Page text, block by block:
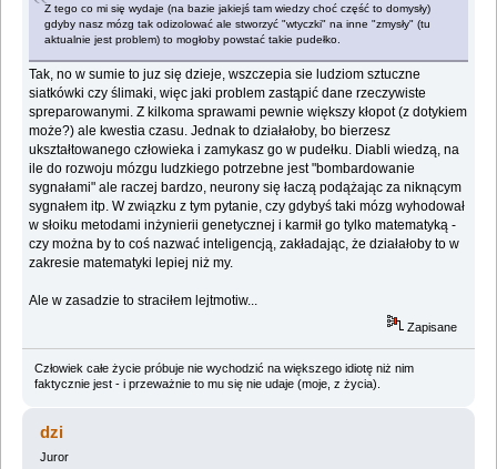
Z tego co mi się wydaje (na bazie jakiejś tam wiedzy choć część to domysły)
gdyby nasz mózg tak odizolować ale stworzyć "wtyczki" na inne "zmysły" (tu
aktualnie jest problem) to mogłoby powstać takie pudełko.
Tak, no w sumie to juz się dzieje, wszczepia sie ludziom sztuczne
siatkówki czy ślimaki, więc jaki problem zastąpić dane rzeczywiste
spreparowanymi. Z kilkoma sprawami pewnie większy kłopot (z dotykiem
może?) ale kwestia czasu. Jednak to działałoby, bo bierzesz
ukształtowanego człowieka i zamykasz go w pudełku. Diabli wiedzą, na
ile do rozwoju mózgu ludzkiego potrzebne jest "bombardowanie
sygnałami" ale raczej bardzo, neurony się łaczą podążając za niknącym
sygnałem itp. W związku z tym pytanie, czy gdybyś taki mózg wyhodował
w słoiku metodami inżynierii genetycznej i karmił go tylko matematyką -
czy można by to coś nazwać inteligencją, zakładając, że działałoby to w
zakresie matematyki lepiej niż my.
Ale w zasadzie to straciłem lejtmotiw...
Zapisane
Człowiek całe życie próbuje nie wychodzić na większego idiotę niż nim
faktycznie jest - i przeważnie to mu się nie udaje (moje, z życia).
dzi
Juror